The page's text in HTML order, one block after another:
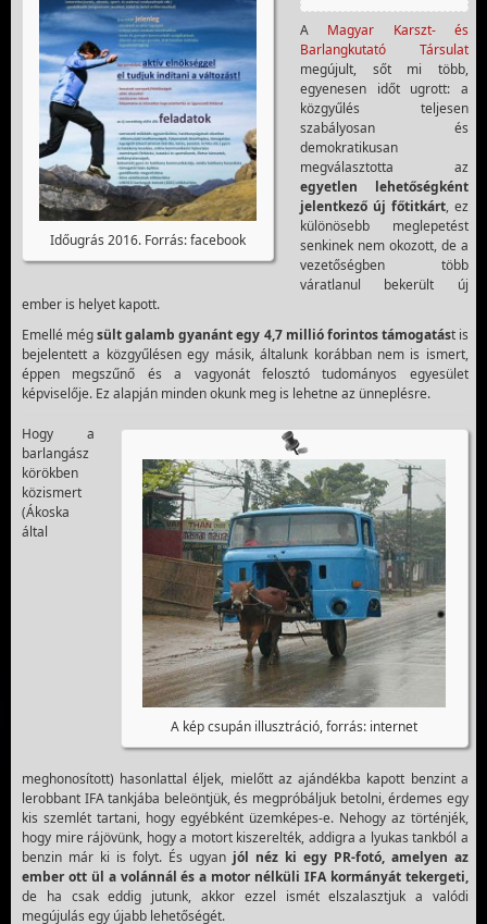
Időugrás 2016. Forrás: facebook
A Magyar Karszt- és
Barlangkutató Társulat
megújult, sőt mi több,
egyenesen időt ugrott: a
közgyűlés teljesen
szabályosan és
demokratikusan
megválasztotta az
egyetlen lehetőségként
jelentkező új főtitkárt, ez
különösebb meglepetést
senkinek nem okozott, de a
vezetőségben több
váratlanul bekerült új
ember is helyet kapott.
Emellé mégsült galamb gyanánt egy 4,7 millió forintos támogatást is
bejelentett a közgyűlésen egy másik, általunk korábban nem is ismert,
éppen megszűnő és a vagyonát felosztó tudományos egyesület
képviselője. Ez alapján minden okunk meg is lehetne az ünneplésre.
A kép csupán illusztráció, forrás: internet
Hogy a
barlangász
körökben
közismert
(Ákoska
által
meghonosított) hasonlattal éljek, mielőtt az ajándékba kapott benzint a
lerobbant IFA tankjába beleöntjük, és megpróbáljuk betolni, érdemes egy
kis szemlét tartani, hogy egyébként üzemképes-e. Nehogy az történjék,
hogy mire rájövünk, hogy a motort kiszerelték, addigra a lyukas tankból a
benzin már ki is folyt. És ugyanjól néz ki egy PR-fotó, amelyen az
ember ott ül a volánnál és a motor nélküli IFA kormányát tekergeti,
de ha csak eddig jutunk, akkor ezzel ismét elszalasztjuk a valódi
megújulás egy újabb lehetőségét.